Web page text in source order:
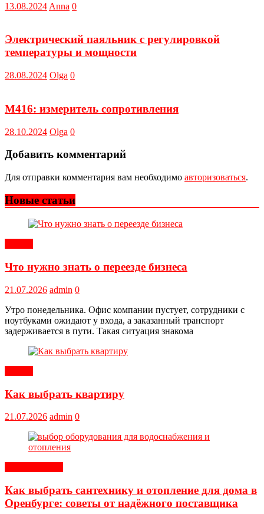
13.08.2024 Anna 0
Электрический паяльник с регулировкой
температуры и мощности
28.08.2024 Olga 0
М416: измеритель сопротивления
28.10.2024 Olga 0
Добавить комментарий
Для отправки комментария вам необходимо авторизоваться.
Новые статьи
Что нужно знать о переезде бизнеса
21.07.2026 admin 0
Утро понедельника. Офис компании пустует, сотрудники с
ноутбуками ожидают у входа, а заказанный транспорт
задерживается в пути. Такая ситуация знакома
Как выбрать квартиру
21.07.2026 admin 0
Как выбрать сантехнику и отопление для дома в
Оренбурге: советы от надёжного поставщика